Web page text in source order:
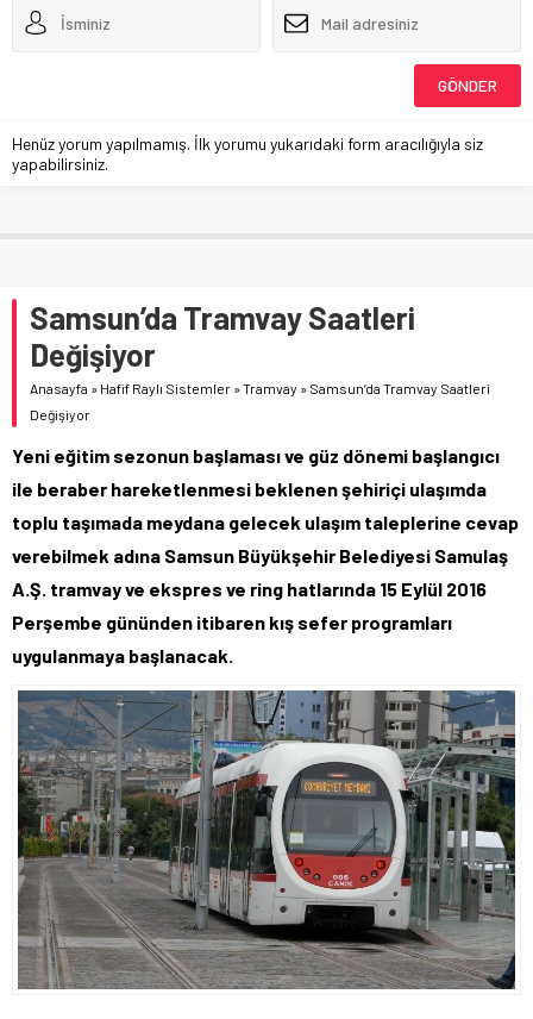
Henüz yorum yapılmamış. İlk yorumu yukarıdaki form aracılığıyla siz
yapabilirsiniz.
Samsun’da Tramvay Saatleri
Değişiyor
Anasayfa » Hafif Raylı Sistemler »Tramvay » Samsun’da Tramvay Saatleri
Değişiyor
Yeni eğitim sezonun başlaması ve güz dönemi başlangıcı
ile beraber hareketlenmesi beklenen şehiriçi ulaşımda
toplu taşımada meydana gelecek ulaşım taleplerine cevap
verebilmek adına Samsun Büyükşehir Belediyesi Samulaş
A.Ş. tramvay ve ekspres ve ring hatlarında 15 Eylül 2016
Perşembe gününden itibaren kış sefer programları
uygulanmaya başlanacak.